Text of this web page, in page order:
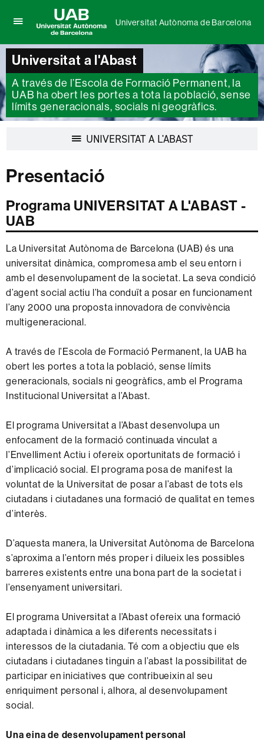
per
desplegar
el
menú
de
Universitat
Autònoma
de
Universitat
Autònoma
de
Barcelona
Universitat Autònoma de Barcelona
Universitat a l'Abast
A través de l’Escola de Formació Permanent, la
UAB ha obert les portes a tota la població, sense
límits generacionals, socials ni geogràfics.
UNIVERSITAT A L'ABASTDesplegar
Presentació
Programa UNIVERSITAT A L'ABAST -
UAB
La Universitat Autònoma de Barcelona (UAB) és una
universitat dinàmica, compromesa amb el seu entorn i
amb el desenvolupament de la societat. La seva condició
d’agent social actiu l’ha conduït a posar en funcionament
l’any 2000 una proposta innovadora de convivència
multigeneracional.
A través de l’Escola de Formació Permanent, la UAB ha
obert les portes a tota la població, sense límits
generacionals, socials ni geogràfics, amb el Programa
Institucional Universitat a l’Abast.
El programa Universitat a l’Abast desenvolupa un
enfocament de la formació continuada vinculat a
l’Envelliment Actiu i ofereix oportunitats de formació i
d’implicació social. El programa posa de manifest la
voluntat de la Universitat de posar a l’abast de tots els
ciutadans i ciutadanes una formació de qualitat en temes
d’interès.
D’aquesta manera, la Universitat Autònoma de Barcelona
s’aproxima a l’entorn més proper i dilueix les possibles
barreres existents entre una bona part de la societat i
l’ensenyament universitari.
El programa Universitat a l’Abast ofereix una formació
adaptada i dinàmica a les diferents necessitats i
interessos de la ciutadania. Té com a objectiu que els
ciutadans i ciutadanes tinguin a l’abast la possibilitat de
participar en iniciatives que contribueixin al seu
enriquiment personal i, alhora, al desenvolupament
social.
Una eina de desenvolupament personal